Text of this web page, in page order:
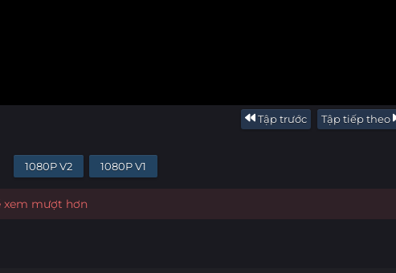
Tập trước Tập tiếp theo
1080P V2 1080P V1
xem mượt hơn